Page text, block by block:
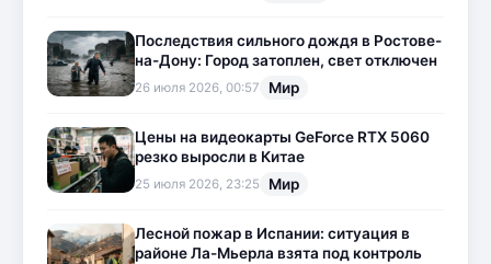
Последствия сильного дождя в Ростове-
на-Дону: Город затоплен, свет отключен
26 июля 2026, 00:57 Мир
Цены на видеокарты GeForce RTX 5060
резко выросли в Китае
25 июля 2026, 23:25 Мир
Лесной пожар в Испании: ситуация в
районе Ла-Мьерла взята под контроль